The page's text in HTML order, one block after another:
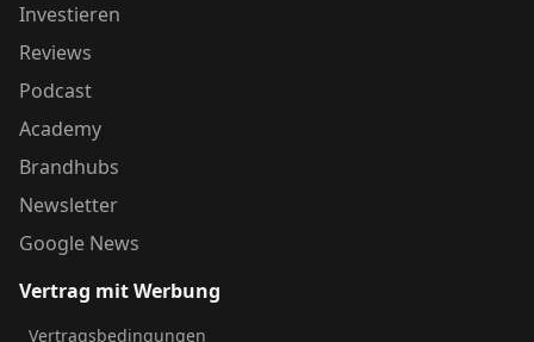
Investieren
Reviews
Podcast
Academy
Brandhubs
Newsletter
Google News
Vertrag mit Werbung
Vertragsbedingungen